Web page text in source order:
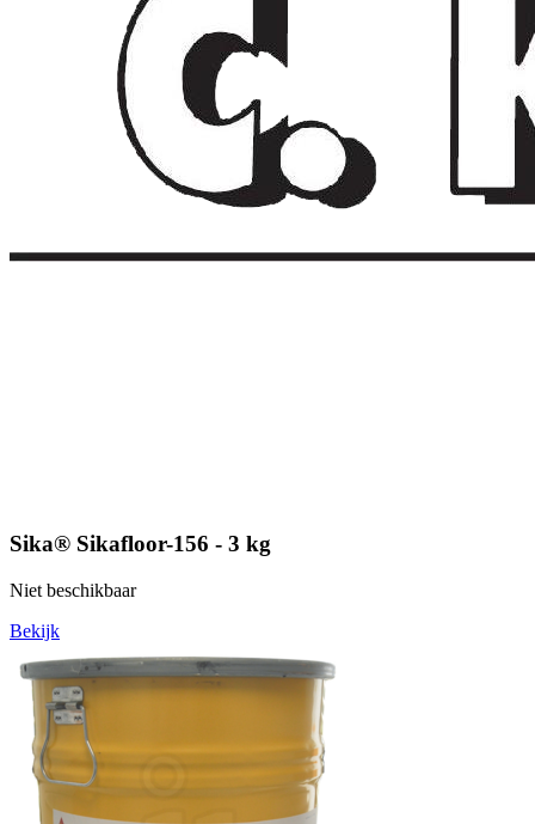
Sika® Sikafloor-156 - 3 kg
Niet beschikbaar
Bekijk